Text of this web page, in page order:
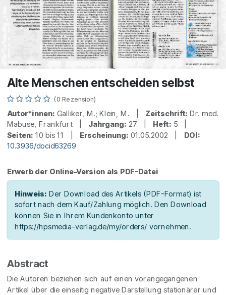
Alte Menschen entscheiden selbst
(0 Rezension)
Autor*innen: Galliker, M.; Klein, M. | Zeitschrift: Dr. med.
Mabuse, Frankfurt | Jahrgang: 27 | Heft: 5 |
Seiten: 10 bis 11 | Erscheinung: 01.05.2002 | DOI:
10.3936/docid63269
Erwerb der Online-Version als PDF-Datei
Hinweis: Der Download des Artikels (PDF-Format) ist
sofort nach dem Kauf/Zahlung möglich. Den Download
können Sie in Ihrem Kundenkonto unter
https://hpsmedia-verlag.de/my/orders/ vornehmen.
Abstract
Die Autoren beziehen sich auf einen vorangegangenen
Artikel über die einseitig negative Darstellung stationärer und